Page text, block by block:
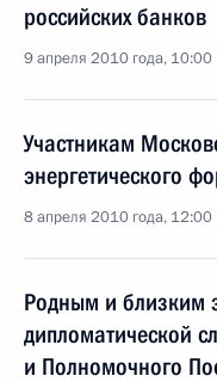
российских банков
9 апреля 2010 года, 10:00
Участникам
энергетического
8 апреля 2010 года, 12:00
Родным и близким
дипломатической
и Полномочного